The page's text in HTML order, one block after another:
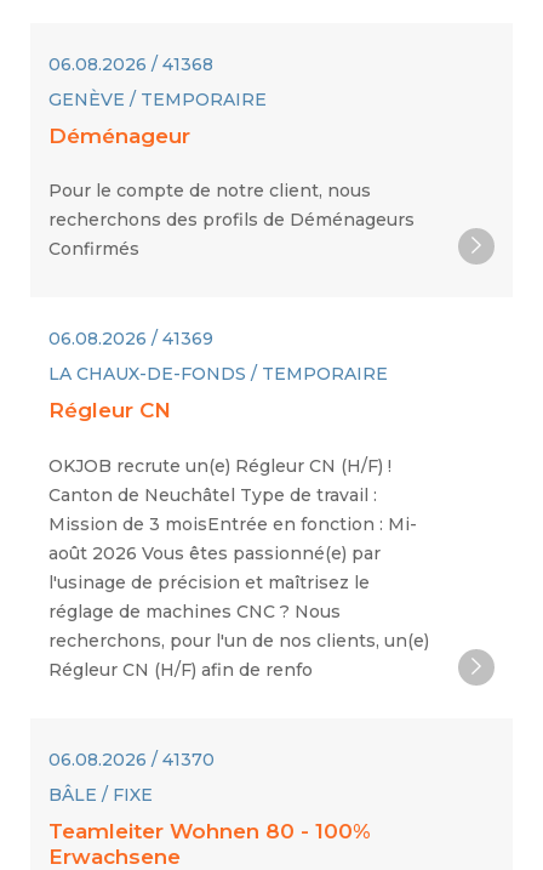
06.08.2026 / 41368
GENÈVE / TEMPORAIRE
Déménageur
Pour le compte de notre client, nous
recherchons des profils de Déménageurs
Confirmés
06.08.2026 / 41369
LA CHAUX-DE-FONDS / TEMPORAIRE
Régleur CN
OKJOB recrute un(e) Régleur CN (H/F) !
Canton de Neuchâtel Type de travail :
Mission de 3 moisEntrée en fonction : Mi-
août 2026 Vous êtes passionné(e) par
l'usinage de précision et maîtrisez le
réglage de machines CNC ? Nous
recherchons, pour l'un de nos clients, un(e)
Régleur CN (H/F) afin de renfo
06.08.2026 / 41370
BÂLE / FIXE
Teamleiter Wohnen 80 - 100%
Erwachsene